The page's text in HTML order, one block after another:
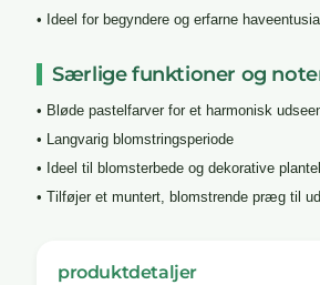
• Ideel for begyndere og erfarne
Særlige funktioner og
• Bløde pastelfarver for et harmonisk
• Langvarig blomstringsperiode
• Ideel til blomsterbede og dekorative
• Tilføjer et muntert, blomstrende præg til
produktdetaljer